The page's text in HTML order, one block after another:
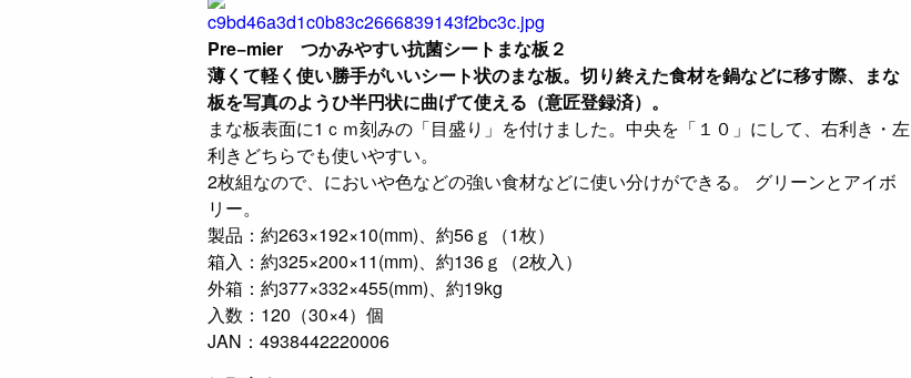
Pre−mier つかみやすい抗菌シートまな板２
薄くて軽く使い勝手がいいシート状のまな板。切り終えた食材を鍋などに移す際、まな
板を写真のようひ半円状に曲げて使える（意匠登録済）。
まな板表面に1ｃｍ刻みの「目盛り」を付けました。中央を「１０」にして、右利き・左
利きどちらでも使いやすい。
2枚組なので、においや色などの強い食材などに使い分けができる。 グリーンとアイボ
リー。
製品：約263×192×10(mm)、約56ｇ（1枚）
箱入：約325×200×11(mm)、約136ｇ（2枚入）
外箱：約377×332×455(mm)、約19kg
入数：120（30×4）個
JAN：4938442220006